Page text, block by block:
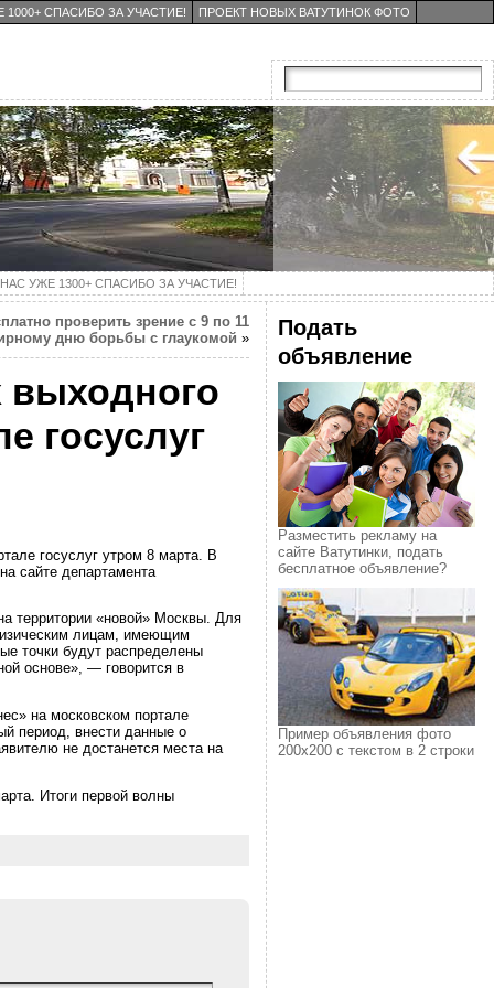
1000+ СПАСИБО ЗА УЧАСТИЕ! ПРОЕКТ НОВЫХ ВАТУТИНОК ФОТО
НАС УЖЕ 1300+ СПАСИБО ЗА УЧАСТИЕ!
проверить зрение с 9 по 11
дню борьбы с глаукомой »
выходного
госуслуг
госуслуг утром 8 марта. В
сайте департамента
территории «новой» Москвы. Для
лицам, имеющим
точки будут распределены
основе», — говорится в
на московском портале
период, внести данные о
не достанется места на
Итоги первой волны
Подать
объявление
Разместить рекламу на
сайте Ватутинки, подать
бесплатное объявление?
Пример объявления фото
200х200 с текстом в 2 строки